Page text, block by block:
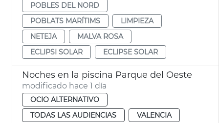
POBLES DEL NORD
POBLATS MARÍTIMS
LIMPIEZA
NETEJA
MALVA ROSA
ECLIPSI SOLAR
ECLIPSE SOLAR
Noches en la piscina Parque del Oeste
modificado hace 1 día
OCIO ALTERNATIVO
TODAS LAS AUDIENCIAS
VALENCIA